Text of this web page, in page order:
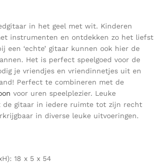
in het geel met wit. Kinderen
instrumenten en ontdekken zo het liefst
een ‘echte’ gitaar kunnen ook hier de
Het is perfect speelgoed voor de
je vriendjes en vriendinnetjes uit en
Perfect te combineren met de
voor uren speelplezier. Leuke
de gitaar in iedere ruimte tot zijn recht
in diverse leuke uitvoeringen.
18 x 5 x 54